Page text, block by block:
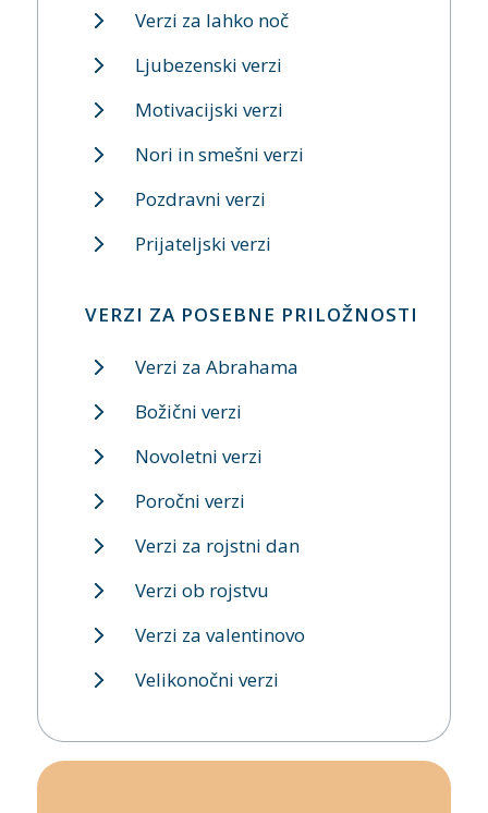
Verzi za lahko noč
Ljubezenski verzi
Motivacijski verzi
Nori in smešni verzi
Pozdravni verzi
Prijateljski verzi
VERZI ZA POSEBNE PRILOŽNOSTI
Verzi za Abrahama
Božični verzi
Novoletni verzi
Poročni verzi
Verzi za rojstni dan
Verzi ob rojstvu
Verzi za valentinovo
Velikonočni verzi